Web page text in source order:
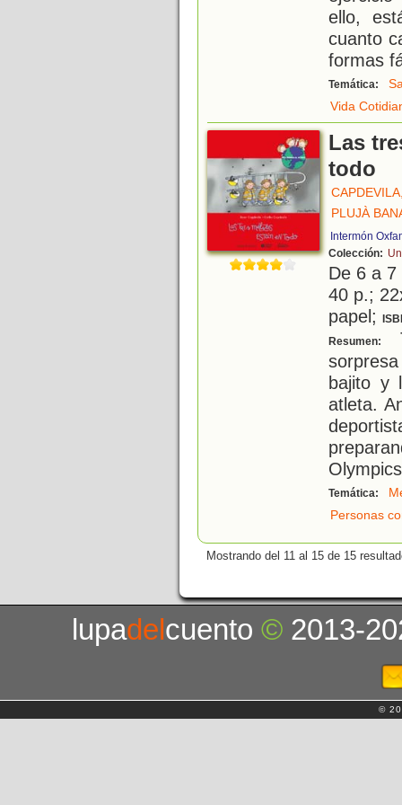
ello,
cuanto
formas
Temática:
Vida
Las
todo
PLUJÀ
Intermón
Colección:
De 6 a
40 p.;
papel;
Resumen:
bajito y
atleta.
Temática:
Personas
Mostrando del 11 al 15 de 15
lupadelcuento© 2013-
©